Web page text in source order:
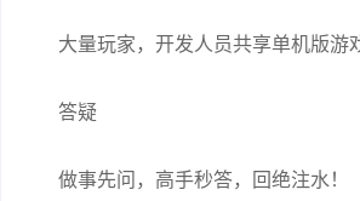
大量玩家，开发人员共享单机版游
答疑
做事先问，高手秒答，回绝注水！